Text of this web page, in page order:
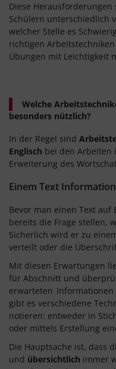
Diese
Schülern unterschiedlich
welcher Stelle es
richtigen
Übungen mit Leichtigkeit
Welche
besonders nützlich?
In der Regel sind
Englisch bei den Arbeiten
Erweiterung des
Einem Text
Bevor man einen Text auf
bereits die Frage stellen,
Sicherlich wird er zu
verteilt oder die
Mit diesen Erwartungen
für Abschnitt und
erwarteten Informationen
gibt es verschiedene
notieren: entweder in
oder mittels Erstellung
Die Hauptsache ist, dass
und übersichtlich immer